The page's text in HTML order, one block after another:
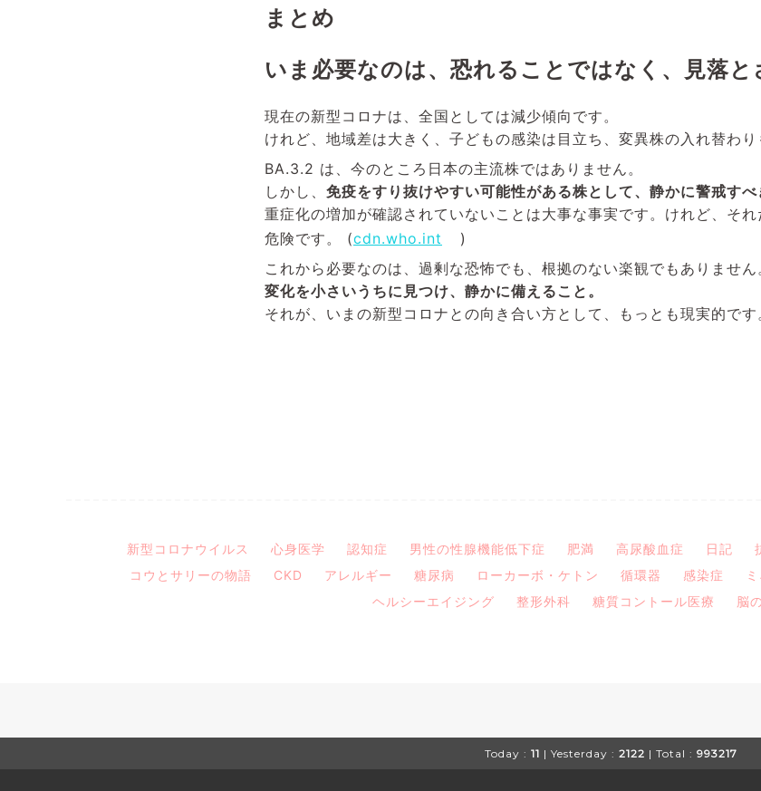
まとめ
いま必要なのは、恐れることではなく、見落と
現在の新型コロナは、全国としては減少傾向です。
けれど、地域差は大きく、子どもの感染は目立ち、変異株の入れ替わり
BA.3.2 は、今のところ日本の主流株ではありません。
しかし、 免疫をすり抜けやすい可能性がある株として、静かに警戒すべ
重症化の増加が確認されていないことは大事な事実です。けれど、そ
危険です。 (cdn.who.int
)
これから必要なのは、過剰な恐怖でも、根拠のない楽観でもありません
変化を小さいうちに見つけ、静かに備えること。
それが、いまの新型コロナとの向き合い方として、もっとも現実的です
新型コロナウイルス 心身医学 認知症 男性の性腺機能低下症 肥満 高尿酸血症 日記
コウとサリーの物語
CKD アレルギー 糖尿病 ローカーボ・ケトン 循環器 感染症
ヘルシーエイジング
整形外科 糖質コントール医療 脳
Today : 11 | Yesterday : 2122 | Total : 993217